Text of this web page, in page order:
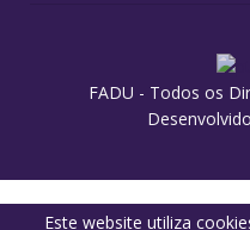
FADU - Todos os
Este website utiliza